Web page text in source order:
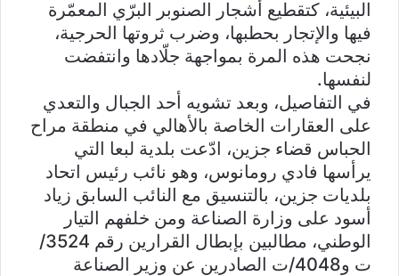
البيئية، كتقطيع أشجار الصنوبر البرّي المعمّرة
فيها والإتجار بحطبها، وضرب ثروتها الحرجية،
نجحت هذه المرة بمواجهة جلّادها وانتفضت
لنفسها.
في التفاصيل، وبعد تشويه أحد الجبال والتعدي
على العقارات الخاصة بالأهالي في منطقة مراح
الحباس قضاء جزين، ادّعت بلدية لبعا التي
يرأسها فادي رومانوس، وهو نائب رئيس اتحاد
بلديات جزين، بالتنسيق مع النائب السابق زياد
أسود على وزارة الصناعة ومن خلفهم التيار
الوطني، مطالبين بإبطال القرارين رقم 3524/
ت و4048/ت الصادرين عن وزير الصناعة